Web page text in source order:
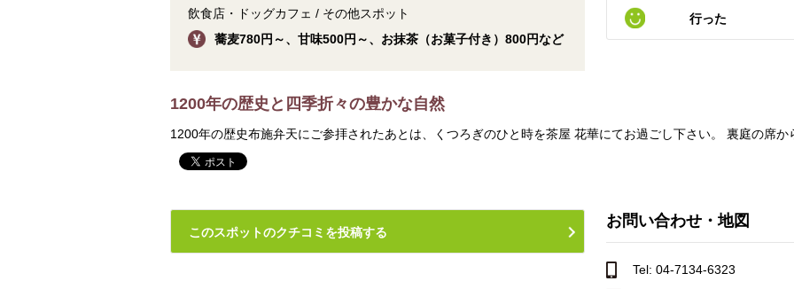
飲食店・ドッグカフェ / その他スポット
蕎麦780円～、甘味500円～、お抹茶（お菓子付き）800円など
行った
1200年の歴史と四季折々の豊かな自然
1200年の歴史布施弁天にご参拝されたあとは、くつろぎのひと時を茶屋 花華にてお過ごし下さい。 裏庭の席か
このスポットのクチコミを投稿する
お問い合わせ・地図
Tel: 04-7134-6323